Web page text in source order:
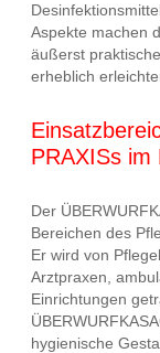
Aspekte machen
äußerst
erheblich
PRAXISs im
Der
Bereichen des
Er wird von
Arztpraxen,
Einrichtungen
hygienische